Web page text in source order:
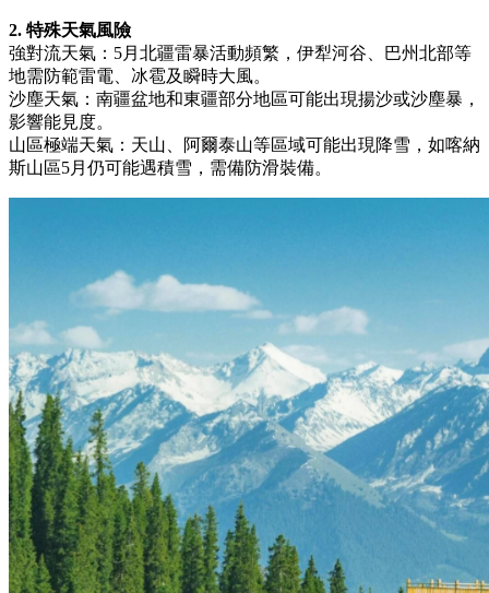
2. 特殊天氣風險
強對流天氣：5月北疆雷暴活動頻繁，伊犁河谷、巴州北部等
地需防範雷電、冰雹及瞬時大風。
沙塵天氣：南疆盆地和東疆部分地區可能出現揚沙或沙塵暴，
影響能見度。
山區極端天氣：天山、阿爾泰山等區域可能出現降雪，如喀納
斯山區5月仍可能遇積雪，需備防滑裝備。